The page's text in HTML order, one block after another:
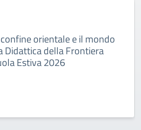
orientale e il mondo
Didattica della Frontiera
Estiva 2026